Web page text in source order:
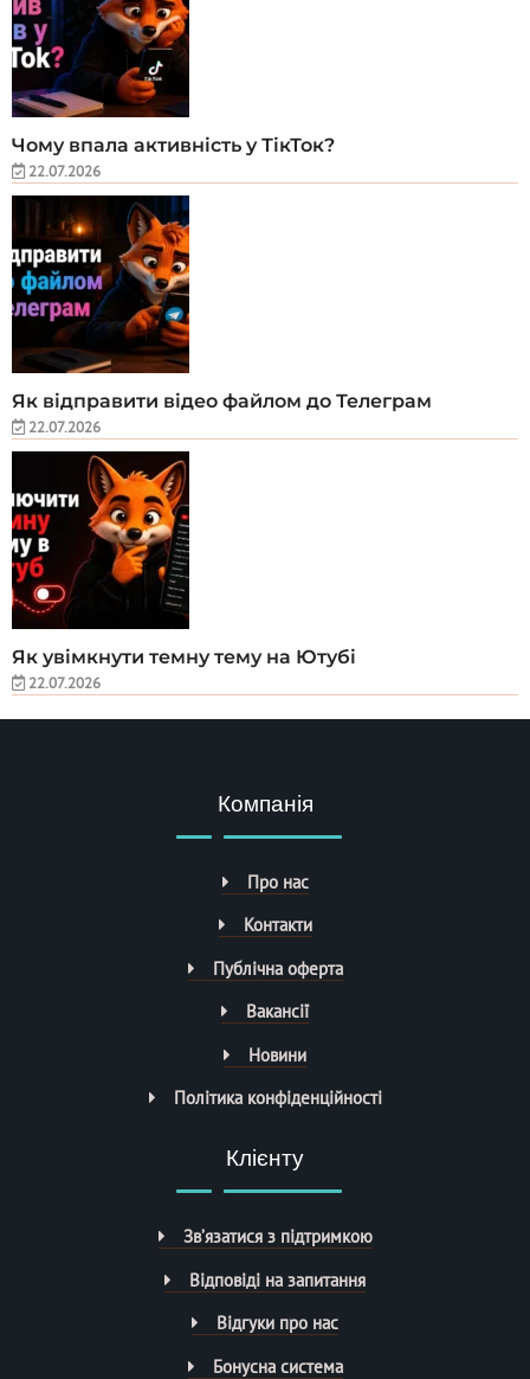
Чому впала активність у ТікТок?
22.07.2026
Як відправити відео файлом до Телеграм
22.07.2026
Як увімкнути темну тему на Ютубі
22.07.2026
Компанія
Про нас
Контакти
Публічна оферта
Вакансії
Новини
Політика конфіденційності
Клієнту
Зв’язатися з підтримкою
Відповіді на запитання
Відгуки про нас
Бонусна система